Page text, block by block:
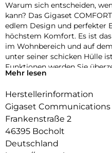
Warum sich entscheiden,
kann? Das Gigaset
edlem Design und perfekter
höchstem Komfort. Es ist
im Wohnbereich und auf
unter seiner schicken Hülle
Funktionen werden Sie
Telefon kann sich also sehen
dank Headset-Anschluss
Freisprecheinrichtung stets
Modellvariante Gigaset
integrierten
Aufzeichnungsdauer von bis
Mehr lesen
Herstellerinformation
Gigaset Communications
Frankenstraße 2
46395 Bocholt
Deutschland